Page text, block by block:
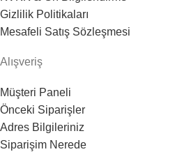
Gizlilik Politikaları
Mesafeli Satış Sözleşmesi
Alışveriş
Müşteri Paneli
Önceki Siparişler
Adres Bilgileriniz
Siparişim Nerede